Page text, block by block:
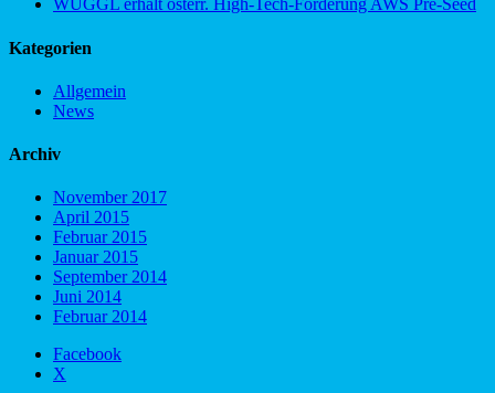
WUGGL erhält österr. High-Tech-Förderung AWS Pre-Seed
Kategorien
Allgemein
News
Archiv
November 2017
April 2015
Februar 2015
Januar 2015
September 2014
Juni 2014
Februar 2014
Facebook
X